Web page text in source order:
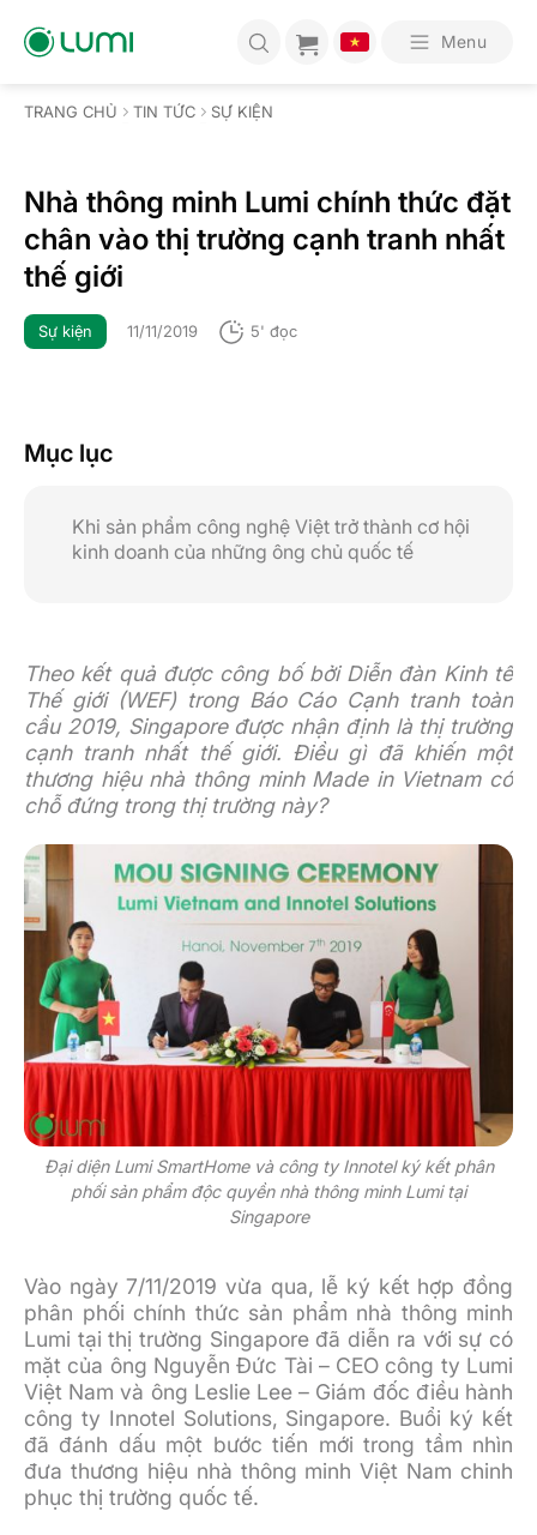
qua
Menu
TRANG CHỦ TIN TỨC SỰ KIỆN
Nhà thông minh Lumi chính thức đặt
chân vào thị trường cạnh tranh nhất
thế giới
Sự kiện 11/11/2019 5' đọc
Mục lục
Khi sản phẩm công nghệ Việt trở thành cơ hội
kinh doanh của những ông chủ quốc tế
Theo kết quả được công bố bởi Diễn đàn Kinh tế
Thế giới (WEF) trong Báo Cáo Cạnh tranh toàn
cầu 2019, Singapore được nhận định là thị trường
cạnh tranh nhất thế giới. Điều gì đã khiến một
thương hiệu nhà thông minh Made in Vietnam có
chỗ đứng trong thị trường này?
Đại diện Lumi SmartHome và công ty Innotel ký kết phân
phối sản phẩm độc quyền nhà thông minh Lumi tại
Singapore
Vào ngày 7/11/2019 vừa qua, lễ ký kết hợp đồng
phân phối chính thức sản phẩm nhà thông minh
Lumi tại thị trường Singapore đã diễn ra với sự có
mặt của ông Nguyễn Đức Tài – CEO công ty Lumi
Việt Nam và ông Leslie Lee – Giám đốc điều hành
công ty Innotel Solutions, Singapore. Buổi ký kết
đã đánh dấu một bước tiến mới trong tầm nhìn
đưa thương hiệu nhà thông minh Việt Nam chinh
phục thị trường quốc tế.